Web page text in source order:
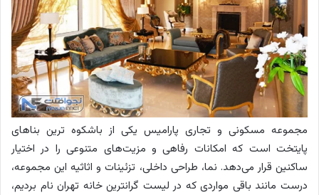
مجموعه مسکونی و تجاری پارامیس یکی از باشکوه ترین بناهای
پایتخت است که امکانات رفاهی و مزیت‌های متنوعی را در اختیار
ساکنین قرار می‌دهد. نما، طراحی داخلی، تزئینات و اثاثیه این مجموعه،
درست مانند باقی مواردی که در لیست گرانترین خانه تهران نام بردیم،